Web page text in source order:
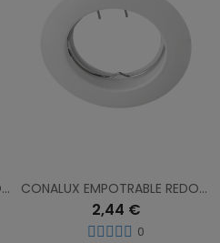
CONALUX EMPOTRABLE CUADRADO BLANCA 4138/1-01 CONALUX EMPOTRABLE REDONDO FIJO BLANCO 4001-01
2,44 €
0